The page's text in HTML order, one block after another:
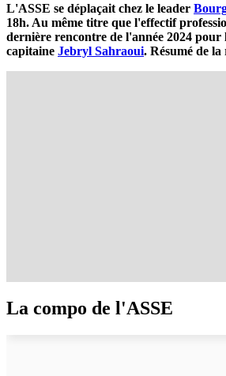
L'ASSE se déplaçait chez le leader
18h. Au même titre que l'effectif
dernière rencontre de l'année 2024 pour
capitaine Jebryl Sahraoui. Résumé de
La compo de l'ASSE